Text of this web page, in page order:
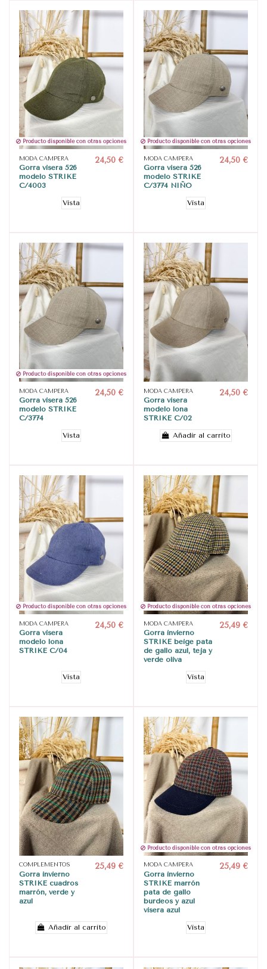
Producto disponible con otras opciones
MODA CAMPERA
Gorra visera 526
modelo STRIKE
C/4003
24,50 €
Vista
Producto disponible con otras opciones
MODA CAMPERA
Gorra visera 526
modelo STRIKE
C/3774 NIÑO
24,50 €
Vista
Producto disponible con otras opciones
MODA CAMPERA
Gorra visera 526
modelo STRIKE
C/3774
24,50 €
Vista
MODA CAMPERA
Gorra visera
modelo lona
STRIKE C/02
24,50 €
Añadir al carrito
Producto disponible con otras opciones
MODA CAMPERA
Gorra visera
modelo lona
STRIKE C/04
24,50 €
Vista
Producto disponible con otras opciones
MODA CAMPERA
Gorra invierno
STRIKE beige pata
de gallo azul, teja y
verde oliva
25,49 €
Vista
COMPLEMENTOS
Gorra invierno
STRIKE cuadros
marrón, verde y
azul
25,49 €
Añadir al carrito
Producto disponible con otras opciones
MODA CAMPERA
Gorra invierno
STRIKE marrón
pata de gallo
burdeos y azul
visera azul
25,49 €
Vista